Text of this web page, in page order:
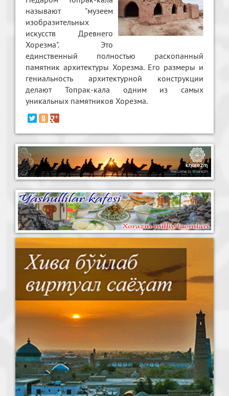
называют "музеем
изобразительных
искусств Древнего
Хорезма". Это
единственный полностью раскопанный
памятник архитектуры Хорезма. Его размеры и
гениальность архитектурной конструкции
делают Топрак-кала одним из самых
уникальных памятников Хорезма.